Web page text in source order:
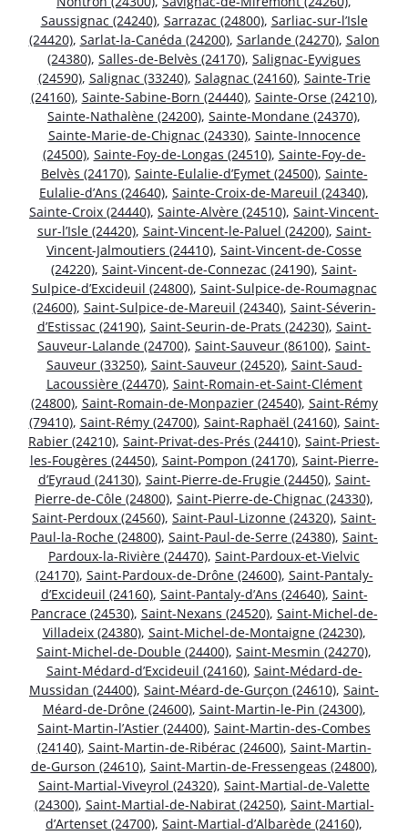
Saussignac (24240), Sarrazac (24800), Sarliac-sur-l’Isle
(24420), Sarlat-la-Canéda (24200), Sarlande (24270), Salon
(24380), Salles-de-Belvès (24170), Salignac-Eyvigues
(24590), Salignac (33240), Salagnac (24160), Sainte-Trie
(24160), Sainte-Sabine-Born (24440), Sainte-Orse (24210),
Sainte-Nathalène (24200), Sainte-Mondane (24370),
Sainte-Marie-de-Chignac (24330), Sainte-Innocence
(24500), Sainte-Foy-de-Longas (24510), Sainte-Foy-de-
Belvès (24170), Sainte-Eulalie-d’Eymet (24500), Sainte-
Eulalie-d’Ans (24640), Sainte-Croix-de-Mareuil (24340),
Sainte-Croix (24440), Sainte-Alvère (24510), Saint-Vincent-
sur-l’Isle (24420), Saint-Vincent-le-Paluel (24200), Saint-
Vincent-Jalmoutiers (24410), Saint-Vincent-de-Cosse
(24220), Saint-Vincent-de-Connezac (24190), Saint-
Sulpice-d’Excideuil (24800), Saint-Sulpice-de-Roumagnac
(24600), Saint-Sulpice-de-Mareuil (24340), Saint-Séverin-
d’Estissac (24190), Saint-Seurin-de-Prats (24230), Saint-
Sauveur-Lalande (24700), Saint-Sauveur (86100), Saint-
Sauveur (33250), Saint-Sauveur (24520), Saint-Saud-
Lacoussière (24470), Saint-Romain-et-Saint-Clément
(24800), Saint-Romain-de-Monpazier (24540), Saint-Rémy
(79410), Saint-Rémy (24700), Saint-Raphaël (24160), Saint-
Rabier (24210), Saint-Privat-des-Prés (24410), Saint-Priest-
les-Fougères (24450), Saint-Pompon (24170), Saint-Pierre-
d’Eyraud (24130), Saint-Pierre-de-Frugie (24450), Saint-
Pierre-de-Côle (24800), Saint-Pierre-de-Chignac (24330),
Saint-Perdoux (24560), Saint-Paul-Lizonne (24320), Saint-
Paul-la-Roche (24800), Saint-Paul-de-Serre (24380), Saint-
Pardoux-la-Rivière (24470), Saint-Pardoux-et-Vielvic
(24170), Saint-Pardoux-de-Drône (24600), Saint-Pantaly-
d’Excideuil (24160), Saint-Pantaly-d’Ans (24640), Saint-
Pancrace (24530), Saint-Nexans (24520), Saint-Michel-de-
Villadeix (24380), Saint-Michel-de-Montaigne (24230),
Saint-Michel-de-Double (24400), Saint-Mesmin (24270),
Saint-Médard-d’Excideuil (24160), Saint-Médard-de-
Mussidan (24400), Saint-Méard-de-Gurçon (24610), Saint-
Méard-de-Drône (24600), Saint-Martin-le-Pin (24300),
Saint-Martin-l’Astier (24400), Saint-Martin-des-Combes
(24140), Saint-Martin-de-Ribérac (24600), Saint-Martin-
de-Gurson (24610), Saint-Martin-de-Fressengeas (24800),
Saint-Martial-Viveyrol (24320), Saint-Martial-de-Valette
(24300), Saint-Martial-de-Nabirat (24250), Saint-Martial-
d’Artenset (24700), Saint-Martial-d’Albarède (24160),